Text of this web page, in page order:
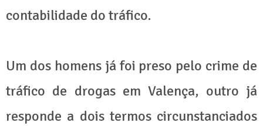
contabilidade do tráfico.
Um dos homens já foi preso pelo crime de
tráfico de drogas em Valença, outro já
responde a dois termos circunstanciados